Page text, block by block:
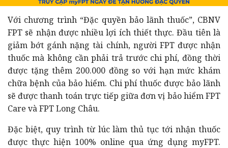
Với chương trình “Đặc quyền bảo lãnh thuốc”, CBNV
FPT sẽ nhận được nhiều lợi ích thiết thực. Đầu tiên là
giảm bớt gánh nặng tài chính, người FPT được nhận
thuốc mà không cần phải trả trước chi phí, đồng thời
được tặng thêm 200.000 đồng so với hạn mức khám
chữa bệnh của bảo hiểm. Chi phí thuốc được bảo lãnh
sẽ được thanh toán trực tiếp giữa đơn vị bảo hiểm FPT
Care và FPT Long Châu.
Đặc biệt, quy trình từ lúc làm thủ tục tới nhận thuốc
được thực hiện 100% online qua ứng dụng myFPT.